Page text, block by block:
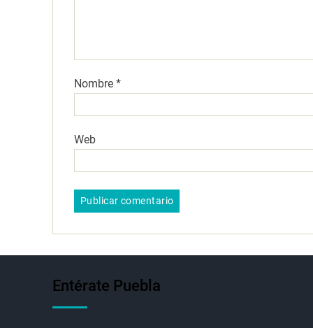
Nombre *
Web
Entérate Puebla